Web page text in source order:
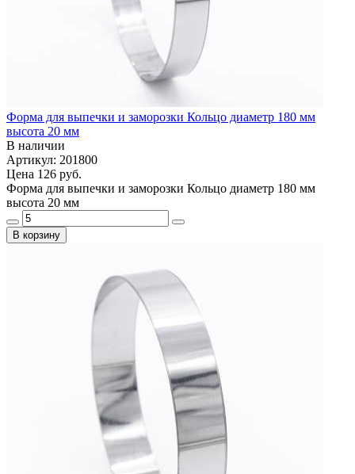
Форма для выпечки и заморозки Кольцо диаметр 180 мм
высота 20 мм
В наличии
Артикул: 201800
Цена 126 руб.
Форма для выпечки и заморозки Кольцо диаметр 180 мм
высота 20 мм
В корзину